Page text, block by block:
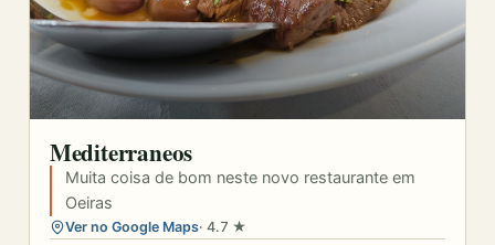
Mediterraneos
Muita coisa de bom neste novo restaurante em
Oeiras
Ver no Google Maps· 4.7 ★